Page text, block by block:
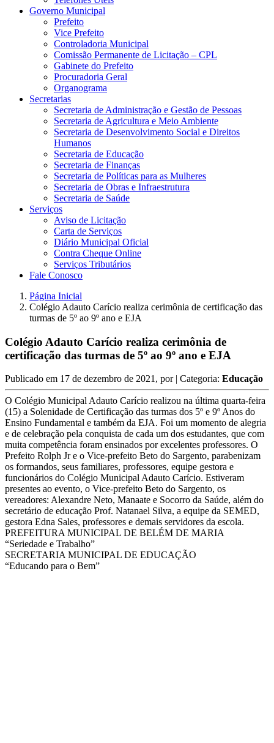
Governo Municipal
Prefeito
Vice Prefeito
Controladoria Municipal
Comissão Permanente de Licitação – CPL
Gabinete do Prefeito
Procuradoria Geral
Organograma
Secretarias
Secretaria de Administração e Gestão de Pessoas
Secretaria de Agricultura e Meio Ambiente
Secretaria de Desenvolvimento Social e Direitos
Humanos
Secretaria de Educação
Secretaria de Finanças
Secretaria de Políticas para as Mulheres
Secretaria de Obras e Infraestrutura
Secretaria de Saúde
Serviços
Aviso de Licitação
Carta de Serviços
Diário Municipal Oficial
Contra Cheque Online
Serviços Tributários
Fale Conosco
Página Inicial
Colégio Adauto Carício realiza cerimônia de certificação das
turmas de 5º ao 9º ano e EJA
Colégio Adauto Carício realiza cerimônia de
certificação das turmas de 5º ao 9º ano e EJA
Publicado em 17 de dezembro de 2021, por | Categoria: Educação
O Colégio Municipal Adauto Carício realizou na última quarta-feira
(15) a Solenidade de Certificação das turmas dos 5º e 9º Anos do
Ensino Fundamental e também da EJA. Foi um momento de alegria
e de celebração pela conquista de cada um dos estudantes, que com
muita competência foram ensinados por excelentes professores. O
Prefeito Rolph Jr e o Vice-prefeito Beto do Sargento, parabenizam
os formandos, seus familiares, professores, equipe gestora e
funcionários do Colégio Municipal Adauto Carício. Estiveram
presentes ao evento, o Vice-prefeito Beto do Sargento, os
vereadores: Alexandre Neto, Manaate e Socorro da Saúde, além do
secretário de educação Prof. Natanael Silva, a equipe da SEMED,
gestora Edna Sales, professores e demais servidores da escola.
PREFEITURA MUNICIPAL DE BELÉM DE MARIA
“Seriedade e Trabalho”
SECRETARIA MUNICIPAL DE EDUCAÇÃO
“Educando para o Bem”